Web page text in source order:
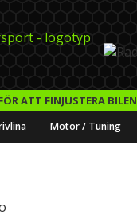
ATT FINJUSTERA BILEN
Motor / Tuning